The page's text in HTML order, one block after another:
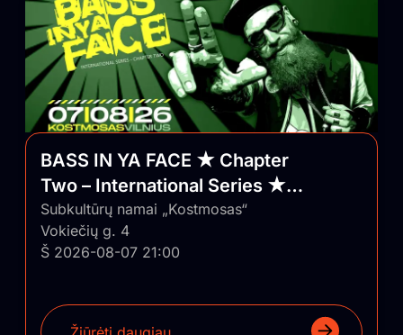
BASS IN YA FACE ★ Chapter
Two – International Series ★
Vilnius/Lithuania
Subkultūrų namai „Kostmosas“
Vokiečių g. 4
Š 2026-08-07 21:00